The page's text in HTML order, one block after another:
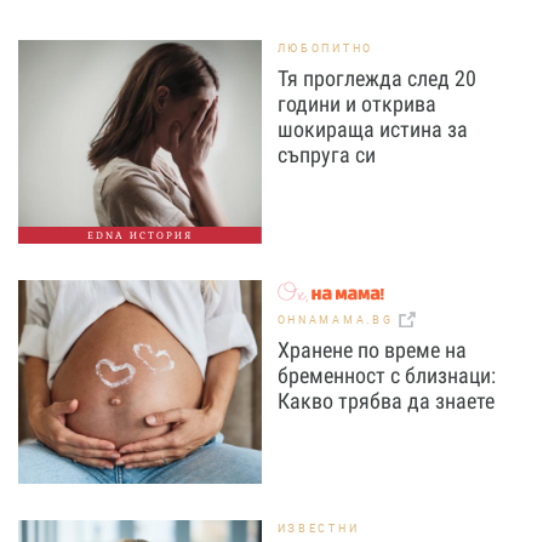
EDNA ИСТОРИЯ
ЛЮБОПИТНО
Тя проглежда след 20
години и открива
шокираща истина за
съпруга си
OHNAMAMA.BG
Хранене по време на
бременност с близнаци:
Какво трябва да знаете
ИЗВЕСТНИ